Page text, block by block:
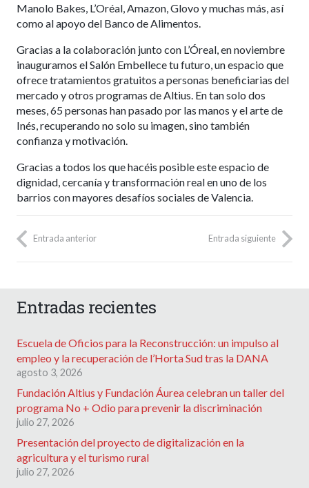
Manolo Bakes, L’Oréal, Amazon, Glovo y muchas más, así
como al apoyo del Banco de Alimentos.
Gracias a la colaboración junto con L’Óreal, en noviembre
inauguramos el Salón Embellece tu futuro, un espacio que
ofrece tratamientos gratuitos a personas beneficiarias del
mercado y otros programas de Altius. En tan solo dos
meses, 65 personas han pasado por las manos y el arte de
Inés, recuperando no solo su imagen, sino también
confianza y motivación.
Gracias a todos los que hacéis posible este espacio de
dignidad, cercanía y transformación real en uno de los
barrios con mayores desafíos sociales de Valencia.
Entrada anterior Entrada siguiente
Entradas recientes
Escuela de Oficios para la Reconstrucción: un impulso al
empleo y la recuperación de l’Horta Sud tras la DANA
agosto 3, 2026
Fundación Altius y Fundación Áurea celebran un taller del
programa No + Odio para prevenir la discriminación
julio 27, 2026
Presentación del proyecto de digitalización en la
agricultura y el turismo rural
julio 27, 2026